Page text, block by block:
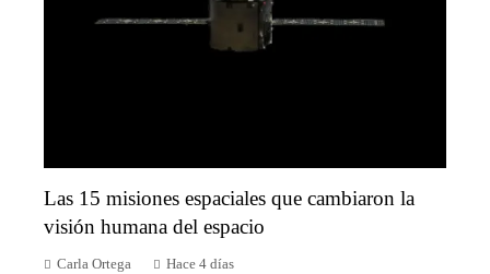
Las 15 misiones espaciales que cambiaron la
visión humana del espacio
Carla Ortega Hace 4 días